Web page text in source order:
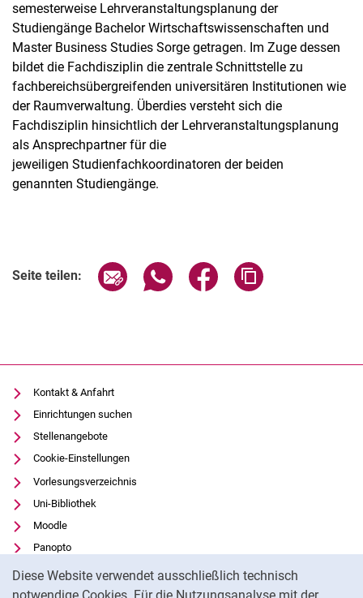
Diese Website verwendet ausschließlich technisch
semesterweise Lehrveranstaltungsplanung der
Studiengänge Bachelor Wirtschaftswissenschaften und
Master Business Studies Sorge getragen. Im Zuge dessen
bildet die Fachdisziplin die zentrale Schnittstelle zu
fachbereichsübergreifenden universitären Institutionen wie
der Raumverwaltung. Überdies versteht sich die
Fachdisziplin hinsichtlich der Lehrveranstaltungsplanung
als Ansprechpartner für die
jeweiligen Studienfachkoordinatoren der beiden
genannten Studiengänge.
Seite teilen: Seite über E-Mail teilen
Seite über WhatsApp teilen
Seite über Facebook
Kontakt & Anfahrt
Einrichtungen suchen
Stellenangebote
Cookie-Einstellungen
Vorlesungsverzeichnis
Uni-Bibliothek
Moodle
Panopto
Datenschutz
Barrierefreiheit